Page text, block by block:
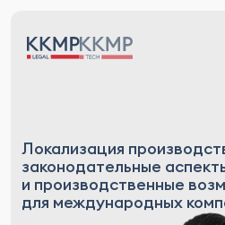
Локализация
законодательные
и производственные
для международных